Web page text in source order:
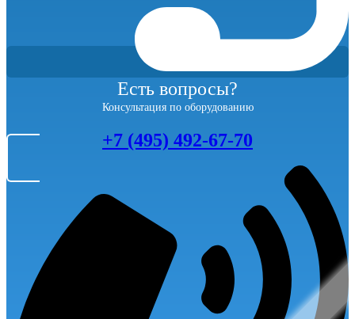
Есть вопросы?
Консультация по оборудованию
+7 (495) 492-67-70